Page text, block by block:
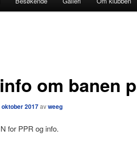
om banen
oktober 2017avweeg
for PPR og info.